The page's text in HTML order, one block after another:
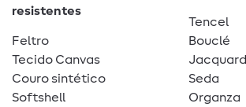
resistentes
Feltro
Tecido Canvas
Couro sintético
Softshell
Tencel
Bouclé
Jacquard
Seda
Organza